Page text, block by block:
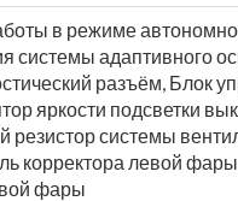
в режиме
системы адаптивного
разъём, Блок
яркости подсветки
резистор системы
корректора левой
фары